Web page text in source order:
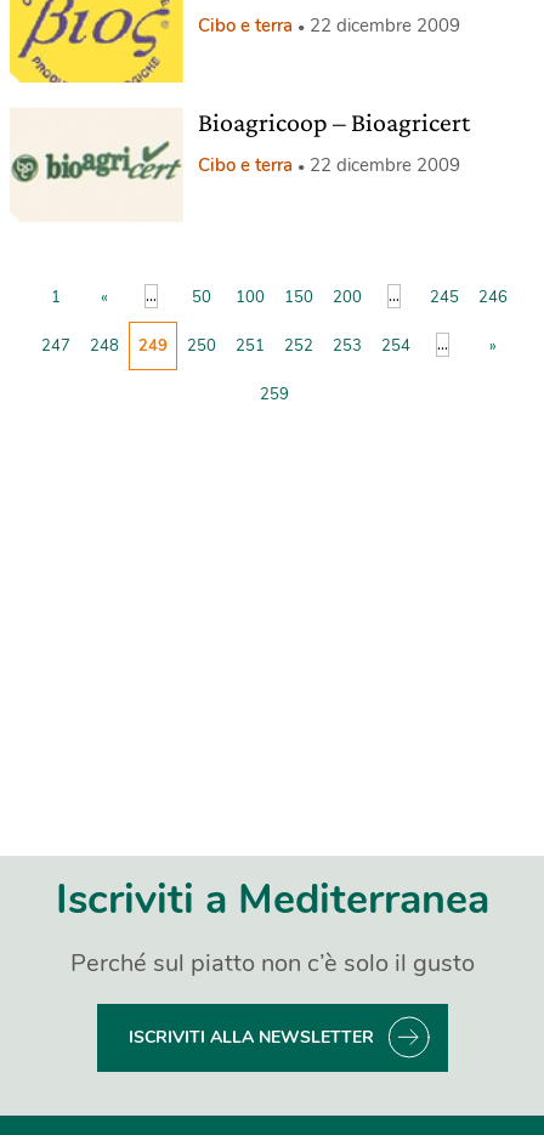
Cibo e terra 22 dicembre 2009
Bioagricoop – Bioagricert
Cibo e terra 22 dicembre 2009
1 « ... 50 100 150 200 ... 245 246
247 248 249 250 251 252 253 254 ... »
259
Iscriviti a Mediterranea
Perché sul piatto non c’è solo il gusto
ISCRIVITI ALLA NEWSLETTER